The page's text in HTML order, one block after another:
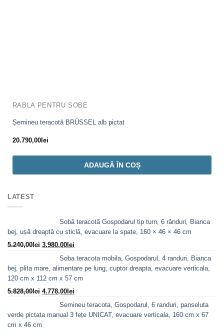
RABLA PENTRU SOBE
Șemineu teracotă BRÜSSEL alb pictat
20.790,00lei
ADAUGĂ ÎN COȘ
LATEST
Sobă teracotă Gospodarul tip turn, 6 rânduri, Bianca
bej, ușă dreaptă cu sticlă, evacuare la spate, 160 × 46 × 46 cm
5.240,00lei Prețul
fost:
3.980,00 lei
curent
3.980,00lei.
Soba teracota mobila, Gospodarul, 4 randuri, Bianca
bej, plita mare, alimentare pe lung, cuptor dreapta, evacuare verticala,
120 cm x 112 cm x 57 cm
5.828,00lei Prețul
4.778,00 lei
curent
este:
4.778,00lei.
Semineu teracota, Gospodarul, 6 randuri, panseluta
verde pictata manual 3 fețe UNICAT, evacuare verticala, 160 cm x 67
cm x 46 cm